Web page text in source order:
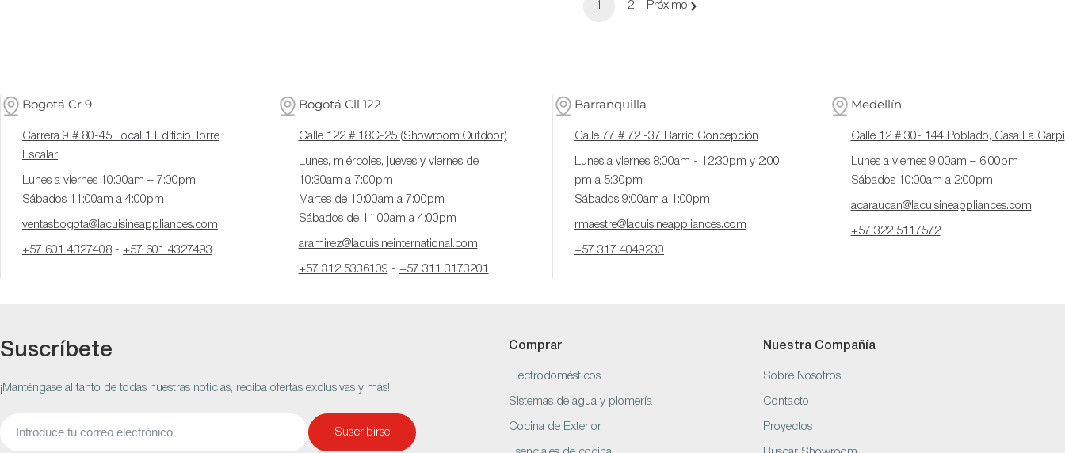
1 2 Próximo
Bogotá Cr 9
Carrera 9 # 80-45 Local 1 Edificio Torre
Escalar
Lunes a viernes 10:00am – 7:00pm
Sábados 11:00am a 4:00pm
ventasbogota@lacuisineappliances.com
+57 601 4327408 - +57 601 4327493
Bogotá Cll 122
Calle 122 # 18C-25 (Showroom Outdoor)
Lunes, miércoles, jueves y viernes de
10:30am a 7:00pm
Martes de 10:00am a 7:00pm
Sábados de 11:00am a 4:00pm
aramirez@lacuisineinternational.com
+57 312 5336109 - +57 311 3173201
Barranquilla
Calle 77 # 72 -37 Barrio Concepción
Lunes a viernes 8:00am - 12:30pm y 2:00
pm a 5:30pm
Sábados 9:00am a 1:00pm
rmaestre@lacuisineappliances.com
+57 317 4049230
Medellín
Calle 12 # 30- 144 Poblado, Casa La Carpi
Lunes a viernes 9:00am – 6:00pm
Sábados 10:00am a 2:00pm
acaraucan@lacuisineappliances.com
+57 322 5117572
Suscríbete
¡Manténgase al tanto de todas nuestras noticias, reciba ofertas exclusivas y más!
Suscribirse
Comprar
Electrodomésticos
Sistemas de agua y plomería
Cocina de Exterior
Nuestra Compañía
Sobre Nosotros
Contacto
Proyectos